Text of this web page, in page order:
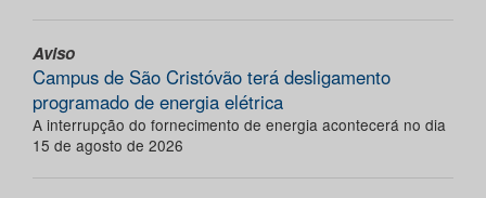
Aviso
Campus de São Cristóvão terá desligamento
programado de energia elétrica
A interrupção do fornecimento de energia acontecerá no dia
15 de agosto de 2026